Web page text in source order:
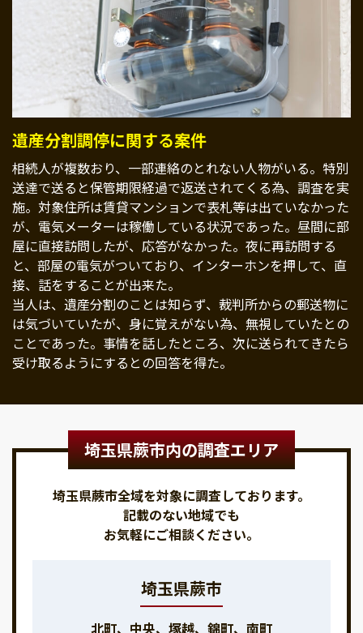
遺産分割調停に関する案件
相続人が複数おり、一部連絡のとれない人物がいる。特別
送達で送ると保管期限経過で返送されてくる為、調査を実
施。対象住所は賃貸マンションで表札等は出ていなかった
が、電気メーターは稼働している状況であった。昼間に部
屋に直接訪問したが、応答がなかった。夜に再訪問する
と、部屋の電気がついており、インターホンを押して、直
接、話をすることが出来た。
当人は、遺産分割のことは知らず、裁判所からの郵送物に
は気づいていたが、身に覚えがない為、無視していたとの
ことであった。事情を話したところ、次に送られてきたら
受け取るようにするとの回答を得た。
埼玉県蕨市内の調査エリア
埼玉県蕨市全域を対象に調査しております。
記載のない地域でも
お気軽にご相談ください。
埼玉県蕨市
北町、中央、塚越、錦町、南町